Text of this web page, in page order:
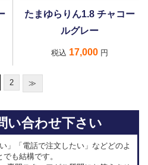
たまゆらりん1.8 チャコー
ルグレー
税込 17,000円
2 ≫
い合わせ下さい
」「電話で注文したい」などどのよ
でも結構です。